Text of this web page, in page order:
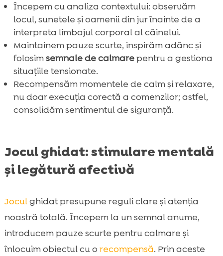
Începem cu analiza contextului: observăm
locul, sunetele și oamenii din jur înainte de a
interpreta limbajul corporal al câinelui.
Maintainem pauze scurte, inspirăm adânc și
folosimsemnale de calmarepentru a gestiona
situațiile tensionate.
Recompensăm momentele de calm și relaxare,
nu doar execuția corectă a comenzilor; astfel,
consolidăm sentimentul de siguranță.
Jocul ghidat: stimulare mentală
și legătură afectivă
Joculghidat presupune reguli clare și atenția
noastră totală. Începem la un semnal anume,
introducem pauze scurte pentru calmare și
înlocuim obiectul cu o recompensă. Prin aceste